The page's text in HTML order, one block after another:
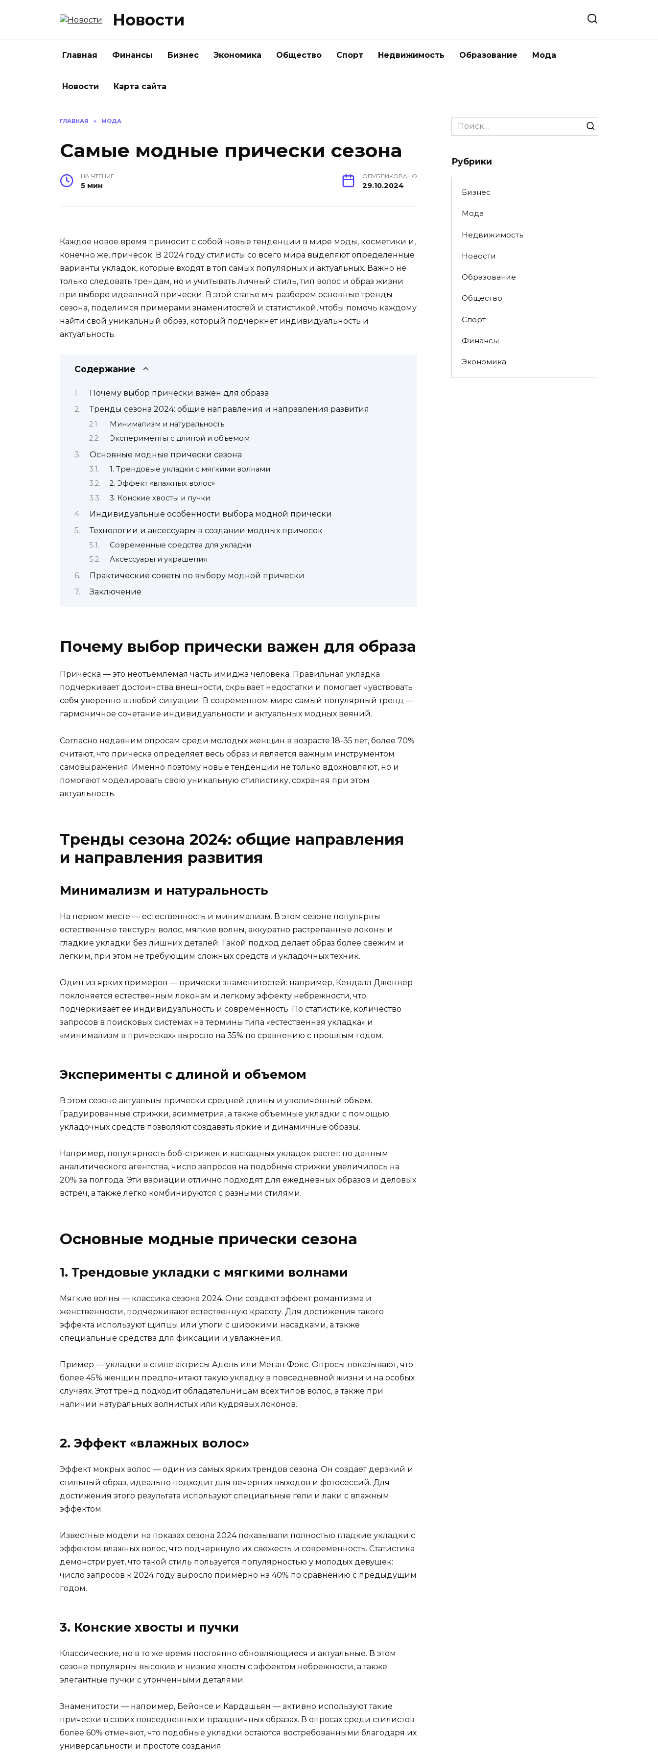
Новости
Главная Финансы Бизнес Экономика Общество Спорт Недвижимость Образование Мода
Новости Карта сайта
ГЛАВНАЯ » МОДА
Самые модные прически сезона
НА ЧТЕНИЕ
5 мин
ОПУБЛИКОВАНО
29.10.2024
Каждое новое время приносит с собой новые тенденции в мире моды, косметики и,
конечно же, причесок. В 2024 году стилисты со всего мира выделяют определенные
варианты укладок, которые входят в топ самых популярных и актуальных. Важно не
только следовать трендам, но и учитывать личный стиль, тип волос и образ жизни
при выборе идеальной прически. В этой статье мы разберем основные тренды
сезона, поделимся примерами знаменитостей и статистикой, чтобы помочь каждому
найти свой уникальный образ, который подчеркнет индивидуальность и
актуальность.
Содержание
Почему выбор прически важен для образа
Тренды сезона 2024: общие направления и направления развития
Минимализм и натуральность
Эксперименты с длиной и объемом
Основные модные прически сезона
1. Трендовые укладки с мягкими волнами
2. Эффект «влажных волос»
3. Конские хвосты и пучки
Индивидуальные особенности выбора модной прически
Технологии и аксессуары в создании модных причесок
Современные средства для укладки
Аксессуары и украшения
Практические советы по выбору модной прически
Заключение
Почему выбор прически важен для образа
Прическа — это неотъемлемая часть имиджа человека. Правильная укладка
подчеркивает достоинства внешности, скрывает недостатки и помогает чувствовать
себя уверенно в любой ситуации. В современном мире самый популярный тренд —
гармоничное сочетание индивидуальности и актуальных модных веяний.
Согласно недавним опросам среди молодых женщин в возрасте 18-35 лет, более 70%
считают, что прическа определяет весь образ и является важным инструментом
самовыражения. Именно поэтому новые тенденции не только вдохновляют, но и
помогают моделировать свою уникальную стилистику, сохраняя при этом
актуальность.
Тренды сезона 2024: общие направления
и направления развития
Минимализм и натуральность
На первом месте — естественность и минимализм. В этом сезоне популярны
естественные текстуры волос, мягкие волны, аккуратно растрепанные локоны и
гладкие укладки без лишних деталей. Такой подход делает образ более свежим и
легким, при этом не требующим сложных средств и укладочных техник.
Один из ярких примеров — прически знаменитостей: например, Кендалл Дженнер
поклоняется естественным локонам и легкому эффекту небрежности, что
подчеркивает ее индивидуальность и современность. По статистике, количество
запросов в поисковых системах на термины типа «естественная укладка» и
«минимализм в прическах» выросло на 35% по сравнению с прошлым годом.
Эксперименты с длиной и объемом
В этом сезоне актуальны прически средней длины и увеличенный объем.
Градуированные стрижки, асимметрия, а также объемные укладки с помощью
укладочных средств позволяют создавать яркие и динамичные образы.
Например, популярность боб-стрижек и каскадных укладок растет: по данным
аналитического агентства, число запросов на подобные стрижки увеличилось на
20% за полгода. Эти вариации отлично подходят для ежедневных образов и деловых
встреч, а также легко комбинируются с разными стилями.
Основные модные прически сезона
1. Трендовые укладки с мягкими волнами
Мягкие волны — классика сезона 2024. Они создают эффект романтизма и
женственности, подчеркивают естественную красоту. Для достижения такого
эффекта используют щипцы или утюги с широкими насадками, а также
специальные средства для фиксации и увлажнения.
Пример — укладки в стиле актрисы Адель или Меган Фокс. Опросы показывают, что
более 45% женщин предпочитают такую укладку в повседневной жизни и на особых
случаях. Этот тренд подходит обладательницам всех типов волос, а также при
наличии натуральных волнистых или кудрявых локонов.
2. Эффект «влажных волос»
Эффект мокрых волос — один из самых ярких трендов сезона. Он создает дерзкий и
стильный образ, идеально подходит для вечерних выходов и фотосессий. Для
достижения этого результата используют специальные гели и лаки с влажным
эффектом.
Известные модели на показах сезона 2024 показывали полностью гладкие укладки с
эффектом влажных волос, что подчеркнуло их свежесть и современность. Статистика
демонстрирует, что такой стиль пользуется популярностью у молодых девушек:
число запросов к 2024 году выросло примерно на 40% по сравнению с предыдущим
годом.
3. Конские хвосты и пучки
Классические, но в то же время постоянно обновляющиеся и актуальные. В этом
сезоне популярны высокие и низкие хвосты с эффектом небрежности, а также
элегантные пучки с утонченными деталями.
Знаменитости — например, Бейонсе и Кардашьян — активно используют такие
прически в своих повседневных и праздничных образах. В опросах среди стилистов
более 60% отмечают, что подобные укладки остаются востребованными благодаря их
универсальности и простоте создания.
Search
for:
Рубрики
Бизнес
Мода
Недвижимость
Новости
Образование
Общество
Спорт
Финансы
Экономика